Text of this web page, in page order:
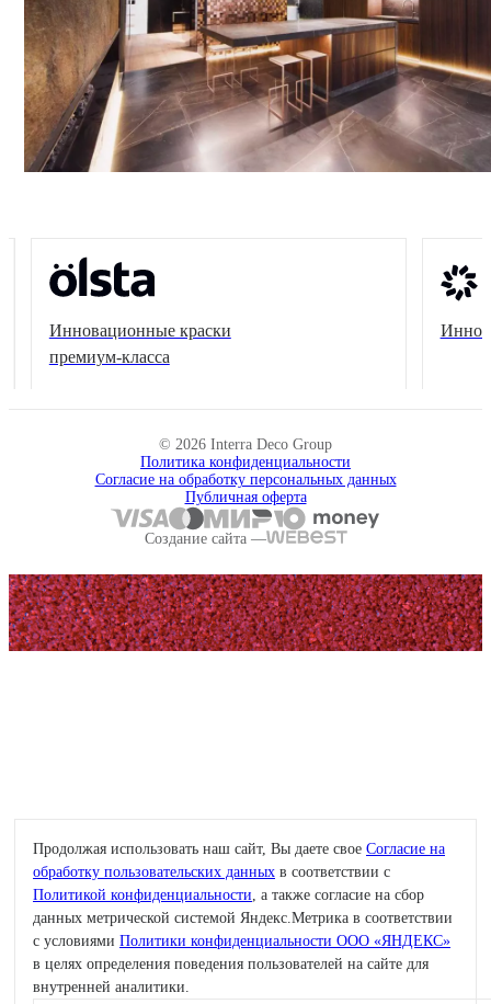
Инновационные краски премиум-класса
© 2026 Interra Deco Group
Политика конфиденциальности
Согласие на обработку персональных данных
Публичная оферта
Создание сайта —
Продолжая использовать наш сайт, Вы даете свое Согласие на
обработку пользовательских данных в соответствии с
Политикой конфиденциальности, а также согласие на сбор
данных метрической системой Яндекс.Метрика в соответствии
с условиями Политики конфиденциальности ООО «ЯНДЕКС»
в целях определения поведения пользователей на сайте для
внутренней аналитики.